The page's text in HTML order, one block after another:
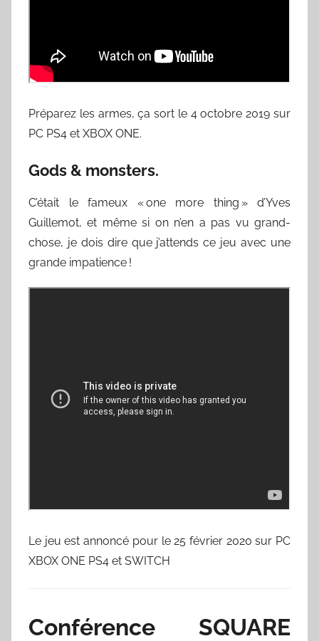
Préparez les armes, ça sort le 4 octobre 2019 sur
PC PS4 et XBOX ONE.
Gods & monsters.
C’était le fameux « one more thing » d’Yves
Guillemot, et même si on n’en a pas vu grand-
chose, je dois dire que j’attends ce jeu avec une
grande impatience !
Le jeu est annoncé pour le 25 février 2020 sur PC
XBOX ONE PS4 et SWITCH
Conférence SQUARE